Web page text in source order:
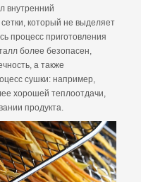
внутренний
который не выделяет
процесс приготовления
более безопасен,
а также
сушки: например,
хорошей теплоотдачи,
продукта.